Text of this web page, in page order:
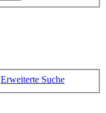
Erweiterte Suche